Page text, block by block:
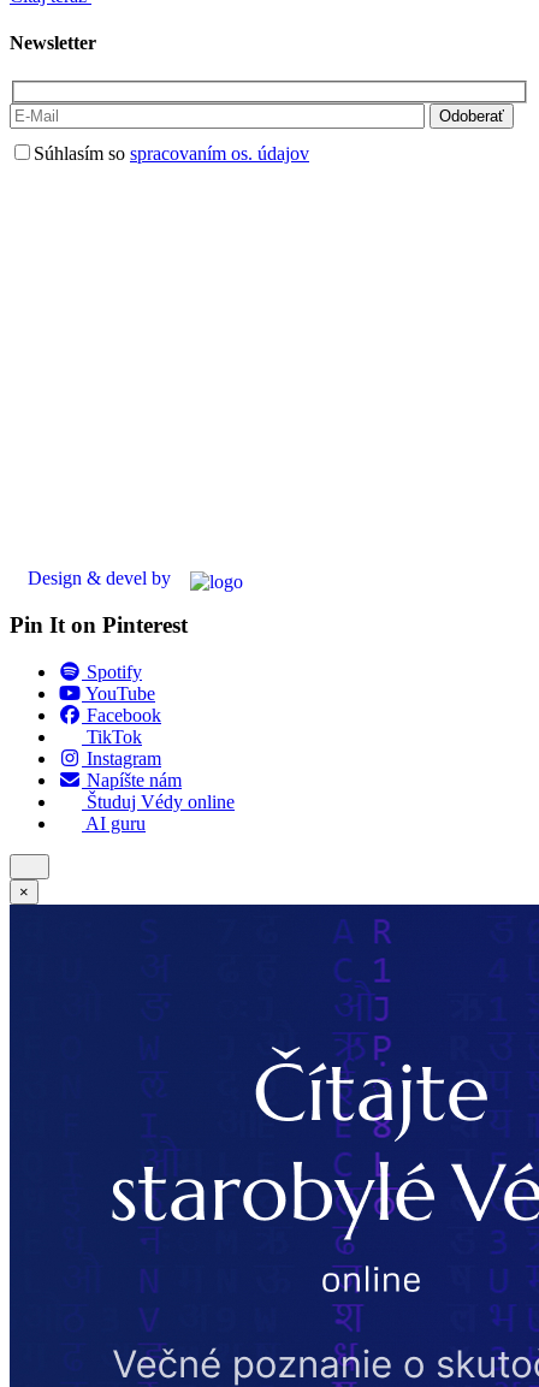
Newsletter
Súhlasím so spracovaním os. údajov
Design & devel by
Pin It on Pinterest
Spotify
YouTube
Facebook
TikTok
Instagram
Napíšte nám
Študuj Védy online
AI guru
×